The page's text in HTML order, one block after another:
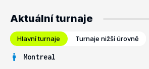
Aktuální turnaje
Hlavní turnaje Turnaje nižší úrovně
Montreal